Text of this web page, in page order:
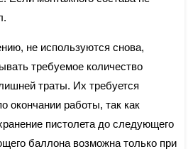
не используются снова,
требуемое количество
траты. Их требуется
окончании работы, так как
пистолета до следующего
баллона возможна только при